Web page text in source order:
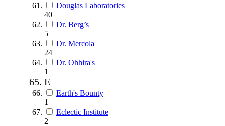
Douglas Laboratories
40
Dr. Berg’s
5
Dr. Mercola
24
Dr. Ohhira's
1
E
Earth's Bounty
1
Eclectic Institute
2